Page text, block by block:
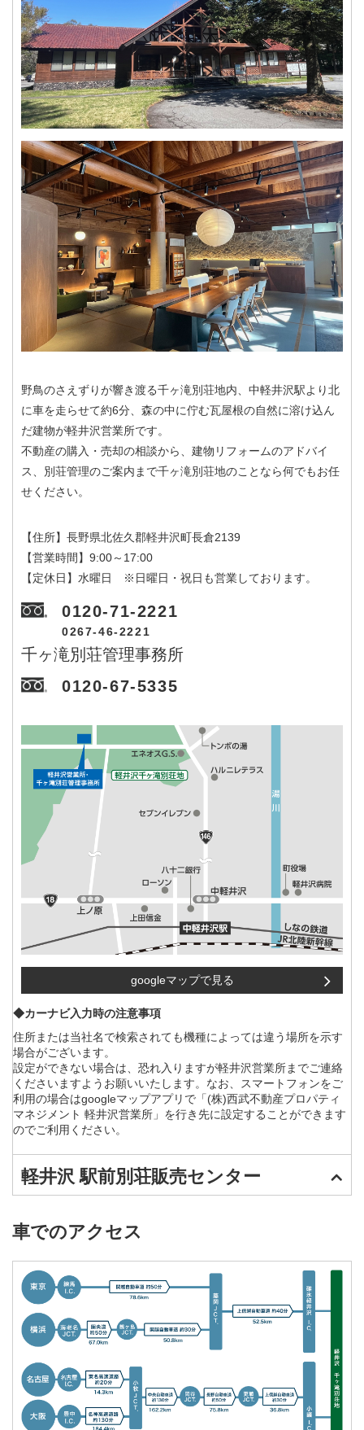
野鳥のさえずりが響き渡る千ヶ滝別荘地内、中軽井沢駅より北
に車を走らせて約6分、森の中に佇む瓦屋根の自然に溶け込ん
だ建物が軽井沢営業所です。
不動産の購入・売却の相談から、建物リフォームのアドバイ
ス、別荘管理のご案内まで千ヶ滝別荘地のことなら何でもお任
せください。
【住所】長野県北佐久郡軽井沢町長倉2139
【営業時間】9:00～17:00
【定休日】水曜日 ※日曜日・祝日も営業しております。
0120-71-2221
0267-46-2221
千ヶ滝別荘管理事務所
0120-67-5335
googleマップで見る
◆カーナビ入力時の注意事項
住所または当社名で検索されても機種によっては違う場所を示す
場合がございます。
設定ができない場合は、恐れ入りますが軽井沢営業所までご連絡
くださいますようお願いいたします。なお、スマートフォンをご
利用の場合はgoogleマップアプリで「(株)西武不動産プロパティ
マネジメント 軽井沢営業所」を行き先に設定することができます
のでご利用ください。
軽井沢 駅前別荘販売センター
車でのアクセス